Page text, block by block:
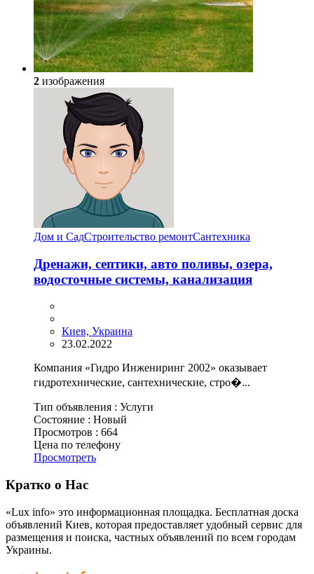
2 изображения
Дом и СадСтроительство ремонтСантехника
Дренажи, септики, авто поливы, озера,
водосточные системы, канализация
Киев, Украина
23.02.2022
Компания «Гидро Инжениринг 2002» оказывает
гидротехнические, сантехнические, стро�...
Тип объявления : Услуги
Состояние : Новый
Просмотров : 664
Цена по телефону
Просмотреть
Кратко о Нас
«Lux info» это информационная площадка. Бесплатная доска
объявлений Киев, которая предоставляет удобный сервис для
размещения и поиска, частных объявлений по всем городам
Украины.